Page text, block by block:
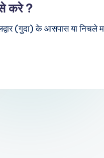
करे ?
(गुदा) के आसपास या निचले